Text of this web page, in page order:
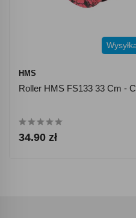
HMS
Roller HMS FS133 33 Cm -
34.90 zł